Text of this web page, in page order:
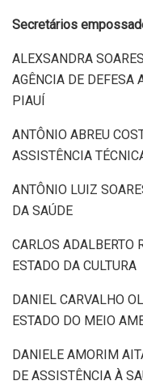
Secretários
ALEXSANDRA
AGÊNCIA DE DEFESA
PIAUÍ
ANTÔNIO ABREU
ASSISTÊNCIA
ANTÔNIO LUIZ
DA SAÚDE
CARLOS ADALBERTO
ESTADO DA CULTURA
DANIEL CARVALHO
ESTADO DO MEIO
DANIELE AMORIM
DE ASSISTÊNCIA À